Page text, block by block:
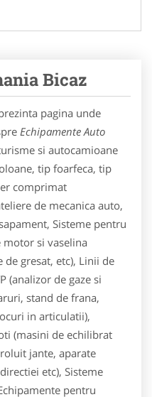
Bicaz
pagina unde
Echipamente Auto
si autocamioane
tip foarfeca, tip
comprimat
de mecanica auto,
Sisteme pentru
si vaselina
gresat, etc), Linii de
(analizor de gaze si
stand de frana,
in articulatii),
(masini de echilibrat
jante, aparate
etc), Sisteme
pentru